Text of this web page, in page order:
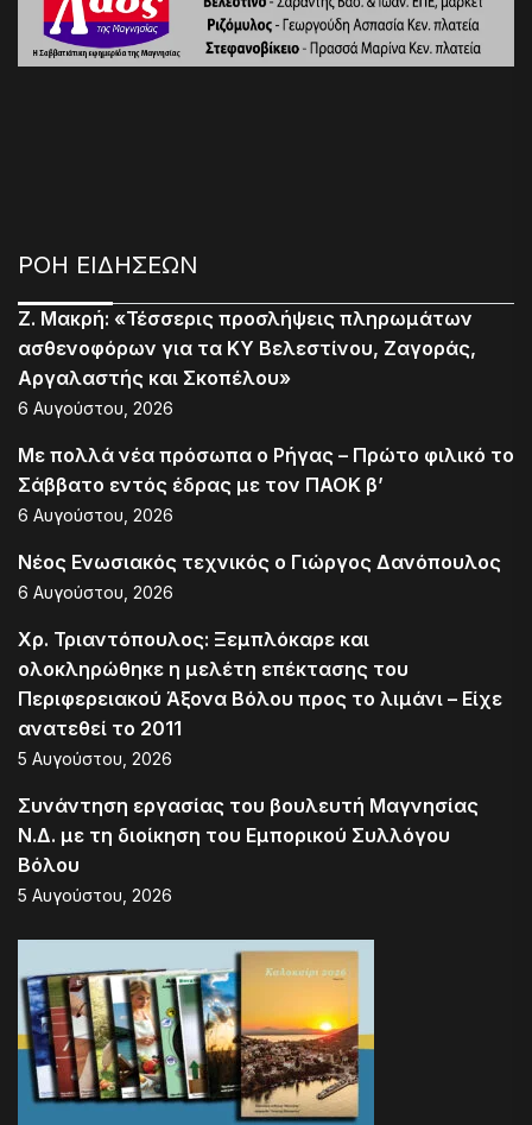
ΡΟΗ ΕΙΔΗΣΕΩΝ
Ζ. Μακρή: «Τέσσερις προσλήψεις πληρωμάτων
ασθενοφόρων για τα ΚΥ Βελεστίνου, Ζαγοράς,
Αργαλαστής και Σκοπέλου»
6 Αυγούστου, 2026
Με πολλά νέα πρόσωπα ο Ρήγας – Πρώτο φιλικό το
Σάββατο εντός έδρας με τον ΠΑΟΚ β’
6 Αυγούστου, 2026
Νέος Ενωσιακός τεχνικός ο Γιώργος Δανόπουλος
6 Αυγούστου, 2026
Χρ. Τριαντόπουλος: Ξεμπλόκαρε και
ολοκληρώθηκε η μελέτη επέκτασης του
Περιφερειακού Άξονα Βόλου προς το λιμάνι – Είχε
ανατεθεί το 2011
5 Αυγούστου, 2026
Συνάντηση εργασίας του βουλευτή Μαγνησίας
Ν.Δ. με τη διοίκηση του Εμπορικού Συλλόγου
Βόλου
5 Αυγούστου, 2026